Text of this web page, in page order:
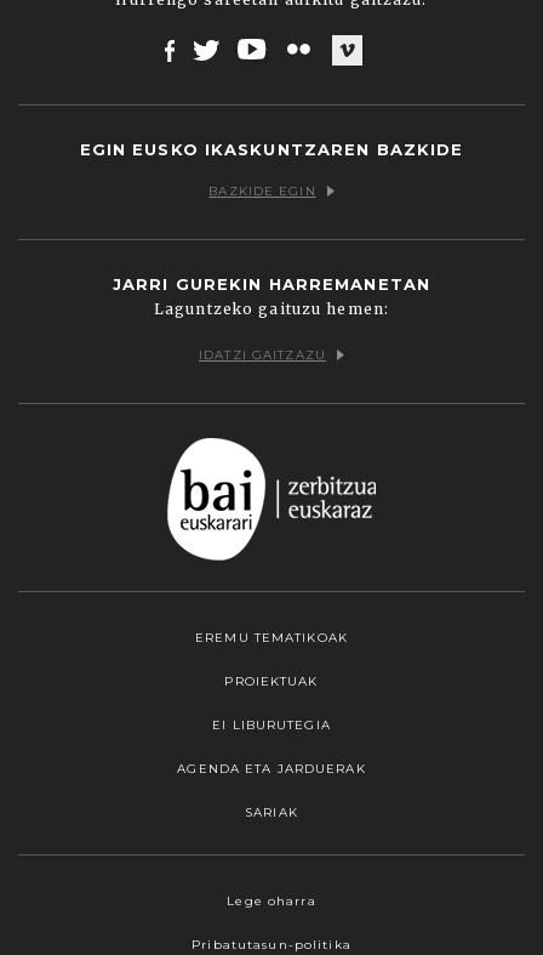
EGIN EUSKO IKASKUNTZAREN BAZKIDE
BAZKIDE EGIN
JARRI GUREKIN HARREMANETAN
Laguntzeko gaituzu hemen:
IDATZI GAITZAZU
EREMU TEMATIKOAK
PROIEKTUAK
EI LIBURUTEGIA
AGENDA ETA JARDUERAK
SARIAK
Lege oharra
Pribatutasun-politika